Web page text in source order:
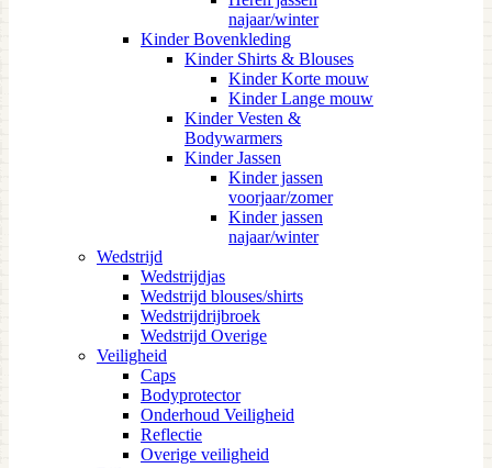
najaar/winter
Kinder Bovenkleding
Kinder Shirts & Blouses
Kinder Korte mouw
Kinder Lange mouw
Kinder Vesten &
Bodywarmers
Kinder Jassen
Kinder jassen
voorjaar/zomer
Kinder jassen
najaar/winter
Wedstrijd
Wedstrijdjas
Wedstrijd blouses/shirts
Wedstrijdrijbroek
Wedstrijd Overige
Veiligheid
Caps
Bodyprotector
Onderhoud Veiligheid
Reflectie
Overige veiligheid